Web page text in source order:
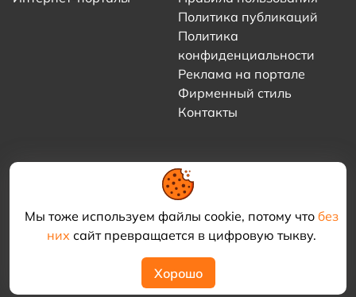
Мы тоже используем файлы cookie, потому что без
нихсайт превращается в цифровую тыкву.
Хорошо
Политика публикаций
Политика
конфиденциальности
Реклама на портале
Фирменный стиль
Контакты
© 2021–2026 «Академия КриоФрост»